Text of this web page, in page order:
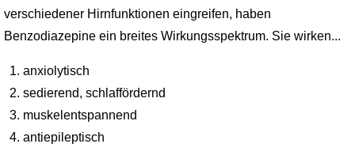
verschiedener Hirnfunktionen eingreifen, haben
Benzodiazepine ein breites Wirkungsspektrum. Sie wirken...
anxiolytisch
sedierend, schlaffördernd
muskelentspannend
antiepileptisch